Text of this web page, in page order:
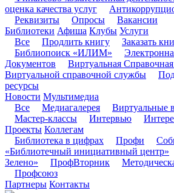
оценка качества услуг
Реквизиты
Опросы
Вакансии
Библиотеки Афиша Клубы Услуги
Все
Продлить книгу Заказать
Библиопоиск «ИЛИМ»
Документов
Виртуальная
Виртуальной справочной службы
ресурсы
Новости Мультимедиа
Все
Медиагалерея Виртуальные
Мастер-классы
Интервью
Проекты Коллегам
Библиотека в цифрах
Профи
«Библиотечный инициативный центр»
Зелено»
ПрофВторник
Профсоюз
Партнеры Контакты